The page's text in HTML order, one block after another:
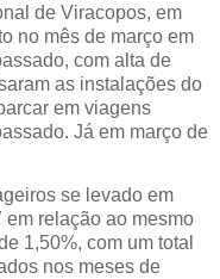
de Viracopos, em
no mês de março em
com alta de
as instalações do
em viagens
Já em março de
se levado em
em relação ao mesmo
1,50%, com um total
nos meses de